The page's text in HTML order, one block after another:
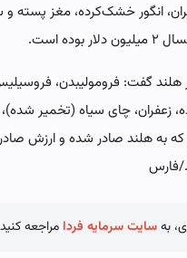
انگور خشک‌کرده، مغز پسته
است.
هلند گفت: فرومولیبدن،
چای سیاه (تخمیر شده)،
به هلند صادر شده و ارزش
بهسایت سرمایه فردا مراجعه